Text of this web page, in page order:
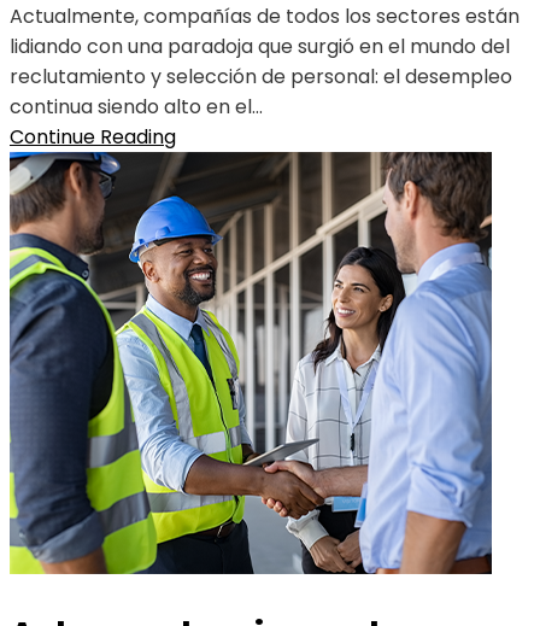
Actualmente, compañías de todos los sectores están
lidiando con una paradoja que surgió en el mundo del
reclutamiento y selección de personal: el desempleo
continua siendo alto en el...
Continue Reading